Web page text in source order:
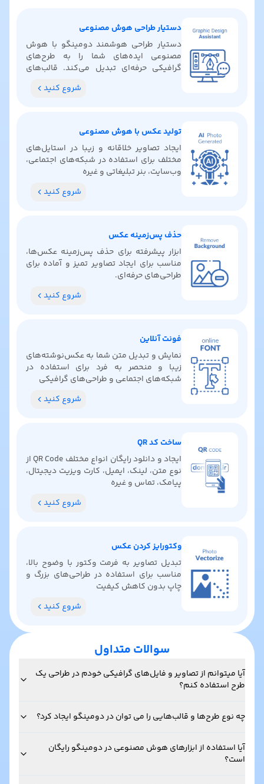
دستیار طراحی هوش مصنوعی
دستیار طراحی هوشمند دومینگو با هوش
مصنوعی ایده‌های شما را به طرح‌های
گرافیکی حرفه‌ای تبدیل می‌کند. قالب‌های
شروع کنید
تولید عکس با هوش مصنوعی
ایجاد تصاویر خلاقانه و زیبا در استایل‌های
مختلف برای استفاده در شبکه‌های اجتماعی،
وب‌سایت، بنر تبلیغاتی و غیره
شروع کنید
حذف پس‌زمینه عکس
ابزار پیشرفته برای حذف پس‌زمینه عکس‌ها،
مناسب برای ایجاد تصاویر تمیز و آماده برای
طراحی‌های حرفه‌ای.
شروع کنید
فونت آنلاین
نمایش و تبدیل متن شما به عکس‌نوشته‌های
زیبا و منحصر به فرد برای استفاده در
شبکه‌های اجتماعی و طراحی‌های گرافیکی
شروع کنید
ساخت کد QR
ایجاد و دانلود رایگان انواع مختلف QR Code از
نوع متن، لینک، ایمیل، کارت ویزیت دیجیتال،
پیامک، تماس و غیره
شروع کنید
وکتورایز کردن عکس
تبدیل تصاویر به فرمت وکتور با وضوح بالا،
مناسب برای استفاده در طراحی‌های بزرگ و
چاپ بدون کاهش کیفیت
شروع کنید
سوالات متداول
آیا میتوانم از تصاویر و فایل‌های گرافیکی خودم در طراحی یک
طرح استفاده کنم؟
چه نوع طرح‌ها و قالب‌هایی را می توان در دومینگو ایجاد کرد؟
آیا استفاده از ابزارهای هوش مصنوعی در دومینگو رایگان
است؟